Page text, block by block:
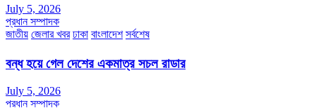
July 5, 2026
প্রধান সম্পাদক
জাতীয় জেলার খবর ঢাকা বাংলাদেশ সর্বশেষ
বন্ধ হয়ে গেল দেশের একমাত্র সচল রাডার
July 5, 2026
প্রধান সম্পাদক